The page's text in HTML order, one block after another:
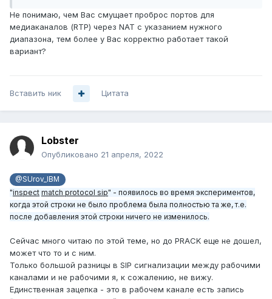
Не понимаю, чем Вас смущает проброс портов для
медиаканалов (RTP) через NAT c указанием нужного
диапазона, тем более у Вас корректно работает такой
вариант?
Вставить ник Цитата
Lobster
Опубликовано 21 апреля, 2022
@SUrov_IBM
"inspect match protocol sip" - появилось во время экспериментов,
когда этой строки не было проблема была полностью та же, т.е.
после добавления этой строки ничего не изменилось.
Сейчас много читаю по этой теме, но до PRACK еще не дошел,
может что то и с ним.
Только большой разницы в SIP сигнализации между рабочими
каналами и не рабочими я, к сожалению, не вижу.
Единственная зацепка - это в рабочем канале есть запись